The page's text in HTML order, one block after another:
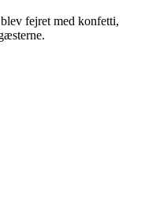
fejret med konfetti,